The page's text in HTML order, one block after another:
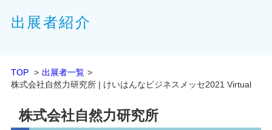
出展者紹介
TOP
出展者一覧
株式会社自然力研究所 | けいはんなビジネスメッセ2021 Virtual
株式会社自然力研究所